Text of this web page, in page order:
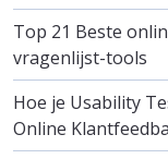
Top 21 Beste
vragenlijst-tools
Hoe je Usability
Online